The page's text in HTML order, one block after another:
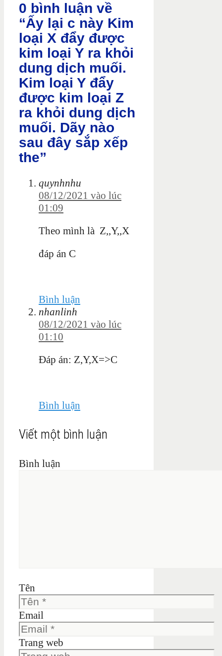
0 bình luận về
“Ấy lại c này Kim
loại X đẩy được
kim loại Y ra khỏi
dung dịch muối.
Kim loại Y đẩy
được kim loại Z
ra khỏi dung dịch
muối. Dãy nào
sau đây sắp xếp
the”
quynhnhu
08/12/2021 vào lúc
01:09
Theo mình là Z,,Y,,X
đáp án C
Bình luận
nhanlinh
08/12/2021 vào lúc
01:10
Đáp án: Z,Y,X=>C
Bình luận
Viết một bình luận
Bình luận
Tên
Email
Trang web